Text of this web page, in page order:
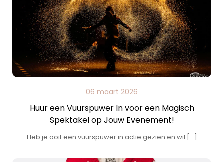
06 maart 2026
Huur een Vuurspuwer In voor een Magisch
Spektakel op Jouw Evenement!
Heb je ooit een vuurspuwer in actie gezien en wil […]